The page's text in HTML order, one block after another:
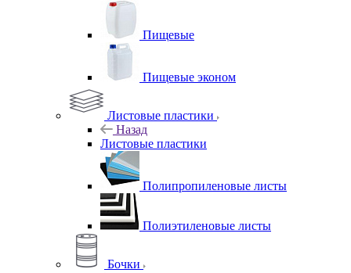
Пищевые
Пищевые эконом
Листовые пластики
Назад
Листовые пластики
Полипропиленовые листы
Полиэтиленовые листы
Бочки